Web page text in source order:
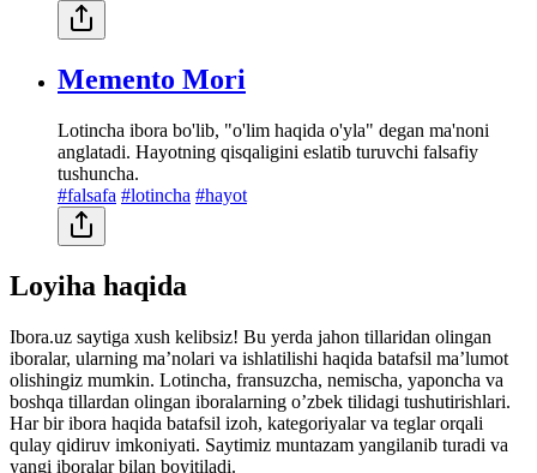
Memento Mori
Lotincha ibora bo'lib, "o'lim haqida o'yla" degan ma'noni
anglatadi. Hayotning qisqaligini eslatib turuvchi falsafiy
tushuncha.
#falsafa #lotincha #hayot
Loyiha haqida
Ibora.uz saytiga xush kelibsiz! Bu yerda jahon tillaridan olingan
iboralar, ularning maʼnolari va ishlatilishi haqida batafsil maʼlumot
olishingiz mumkin. Lotincha, fransuzcha, nemischa, yaponcha va
boshqa tillardan olingan iboralarning oʼzbek tilidagi tushutirishlari.
Har bir ibora haqida batafsil izoh, kategoriyalar va teglar orqali
qulay qidiruv imkoniyati. Saytimiz muntazam yangilanib turadi va
yangi iboralar bilan boyitiladi.